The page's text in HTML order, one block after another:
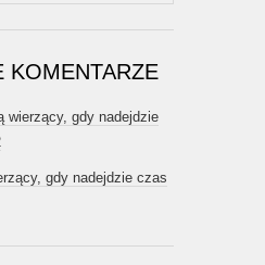
KOMENTARZE
wierzący, gdy nadejdzie
gdy nadejdzie czas